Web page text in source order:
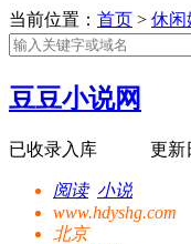
当前位置： 首页 > 休闲
豆豆小说网
已收录入库 更新
阅读 小说
www.hdyshg.com
北京